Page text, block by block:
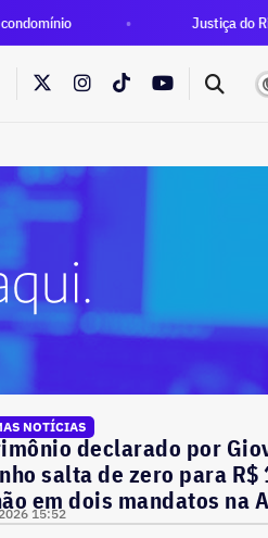
Justiça do Rio decreta prisão
NOTÍCIAS
declarado por
salta de zero para R$
em dois mandatos na
15:52